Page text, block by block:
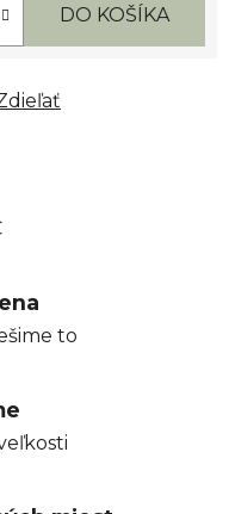
DO KOŠÍKA
to